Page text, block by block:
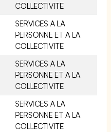
COLLECTIVITE
SERVICES A LA
PERSONNE ET A LA
COLLECTIVITE
SERVICES A LA
PERSONNE ET A LA
COLLECTIVITE
SERVICES A LA
PERSONNE ET A LA
COLLECTIVITE